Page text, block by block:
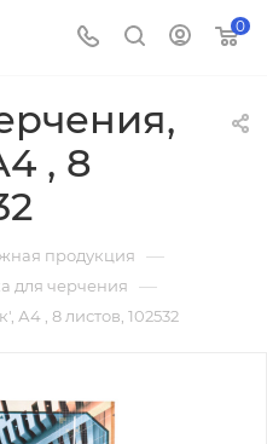
0
, 8
продукция —
для черчения —
А4 , 8 листов, 102532